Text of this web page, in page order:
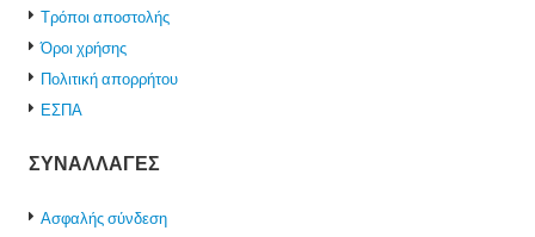
Τρόποι αποστολής
Όροι χρήσης
Πολιτική απορρήτου
ΕΣΠΑ
ΣΥΝΑΛΛΑΓΕΣ
Ασφαλής σύνδεση